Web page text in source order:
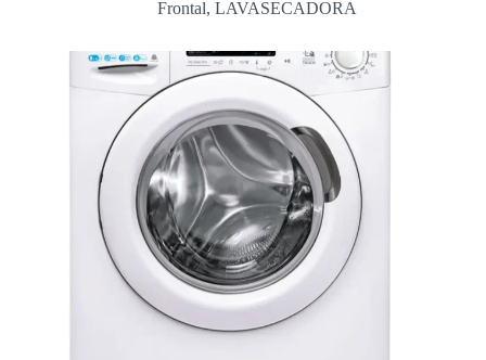
Frontal,LAVASECADORA